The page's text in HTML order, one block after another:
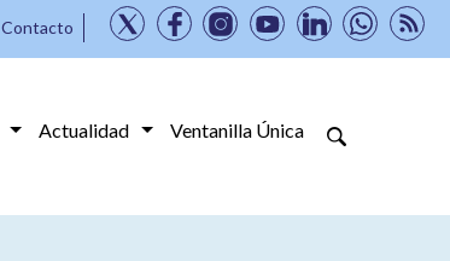
Contacto
Actualidad Ventanilla Única